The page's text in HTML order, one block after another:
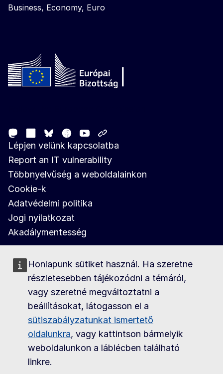
Honlapunk sütiket használ. Ha szeretne
részletesebben tájékozódni a témáról,
vagy szeretné megváltoztatni a
beállításokat, látogasson el a
sütiszabályzatunkat ismertető
oldalunkra, vagy kattintson bármelyik
weboldalunkon a láblécben található
linkre.
Business, Economy, Euro
MastodonLinkedIn
Bluesky
Facebook
Youtube
Lépjen velünk kapcsolatba
Report an IT vulnerability
Többnyelvűség a weboldalainkon
Cookie-k
Adatvédelmi politika
Jogi nyilatkozat
Akadálymentesség